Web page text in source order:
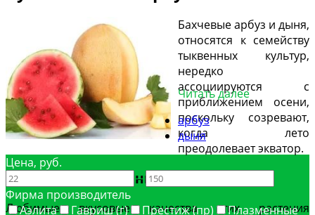
Бахчевые арбуз и дыня,
относятся к семейству
тыквенных культур,
нередко
ассоциируются с
приближением осени,
поскольку созревают,
когда лето
преодолевает экватор.
Купить семена дыни
Любимые вкусовые качества этих растения
Читать далее
арбуз
дыня
Цена, руб.
—
Фирма производитель
Аэлита
Гавриш (г) Престиж (пр)
Плазменные